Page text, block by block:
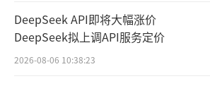
DeepSeek API即将大幅涨价
DeepSeek拟上调API服务定价
2026-08-06 10:38:23